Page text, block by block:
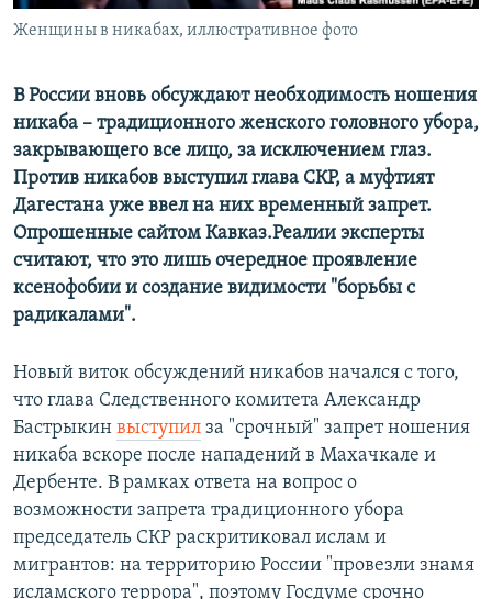
Все сайты РСЕ/РС
Женщины в никабах, иллюстративное фото
В России вновь обсуждают необходимость ношения
никаба – традиционного женского головного убора,
закрывающего все лицо, за исключением глаз.
Против никабов выступил глава СКР, а муфтият
Дагестана уже ввел на них временный запрет.
Опрошенные сайтом Кавказ.Реалии эксперты
считают, что это лишь очередное проявление
ксенофобии и создание видимости "борьбы с
радикалами".
Новый виток обсуждений никабов начался с того,
что глава Следственного комитета Александр
Бастрыкин выступил за "срочный" запрет ношения
никаба вскоре после нападений в Махачкале и
Дербенте. В рамках ответа на вопрос о
возможности запрета традиционного убора
председатель СКР раскритиковал ислам и
мигрантов: на территорию России "провезли знамя
исламского террора", поэтому Госдуме срочно